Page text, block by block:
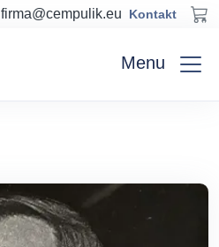
firma@cempulik.eu Kontakt
Menu